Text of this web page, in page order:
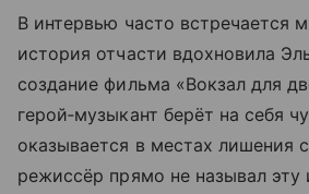
В интервью часто встречается
история отчасти вдохновила
создание фильма «Вокзал для
герой‑музыкант берёт на себя
оказывается в местах лишения
режиссёр прямо не называл